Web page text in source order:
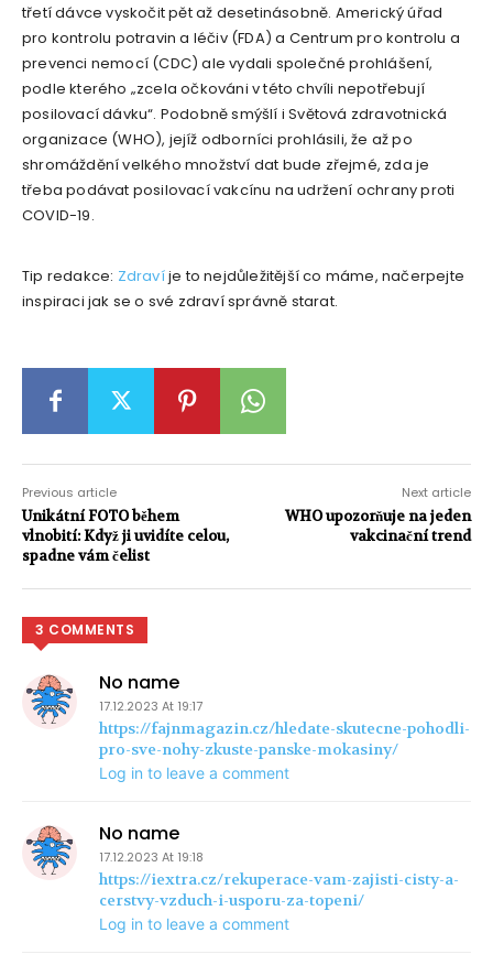
třetí dávce vyskočit pět až desetinásobně. Americký úřad
pro kontrolu potravin a léčiv (FDA) a Centrum pro kontrolu a
prevenci nemocí (CDC) ale vydali společné prohlášení,
podle kterého „zcela očkováni v této chvíli nepotřebují
posilovací dávku“. Podobně smýšlí i Světová zdravotnická
organizace (WHO), jejíž odborníci prohlásili, že až po
shromáždění velkého množství dat bude zřejmé, zda je
třeba podávat posilovací vakcínu na udržení ochrany proti
COVID-19.
Tip redakce: Zdravíje to nejdůležitější co máme, načerpejte
inspiraci jak se o své zdraví správně starat.
Previous article
Unikátní FOTO během
vlnobití: Když ji uvidíte celou,
spadne vám čelist
Next article
WHO upozorňuje na jeden
vakcinační trend
3 COMMENTS
No name
17.12.2023 At 19:17
https://fajnmagazin.cz/hledate-skutecne-pohodli-
pro-sve-nohy-zkuste-panske-mokasiny/
Log in to leave a comment
No name
17.12.2023 At 19:18
https://iextra.cz/rekuperace-vam-zajisti-cisty-a-
cerstvy-vzduch-i-usporu-za-topeni/
Log in to leave a comment